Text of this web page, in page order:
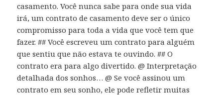
casamento. Você nunca sabe para onde sua vida
irá, um contrato de casamento deve ser o único
compromisso para toda a vida que você tem que
fazer. ## Você escreveu um contrato para alguém
que sentiu que não estava te ouvindo. ## O
contrato era para algo divertido. @ Interpretação
detalhada dos sonhos… @ Se você assinou um
contrato em seu sonho, ele pode refletir muitas